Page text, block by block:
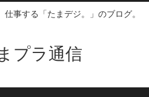
事する「たまデジ。」のブログ。
プラ通信